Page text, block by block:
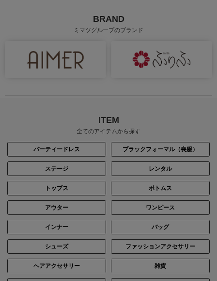
BRAND
ミマツグループのブランド
ITEM
全てのアイテムから探す
パーティードレス ブラックフォーマル（喪服）
ステージ レンタル
トップス ボトムス
アウター ワンピース
インナー バッグ
シューズ ファッションアクセサリー
ヘアアクセサリー 雑貨